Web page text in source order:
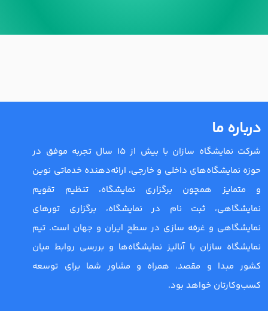
درباره ما
شرکت نمایشگاه سازان با بیش از 15 سال تجربه موفق در
حوزه نمایشگاه‌های داخلی و خارجی، ارائه‌دهنده خدماتی نوین
و متمایز همچون برگزاری نمایشگاه، تنظیم تقویم
نمایشگاهی، ثبت نام در نمایشگاه، برگزاری تورهای
نمایشگاهی و غرفه سازی در سطح ایران و جهان است. تیم
نمایشگاه سازان با آنالیز نمایشگاه‌ها و بررسی روابط میان
کشور مبدا و مقصد، همراه و مشاور شما برای توسعه
کسب‌وکارتان خواهد بود.